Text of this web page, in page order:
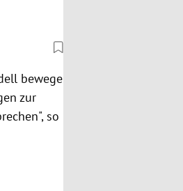
bewege
zur
so